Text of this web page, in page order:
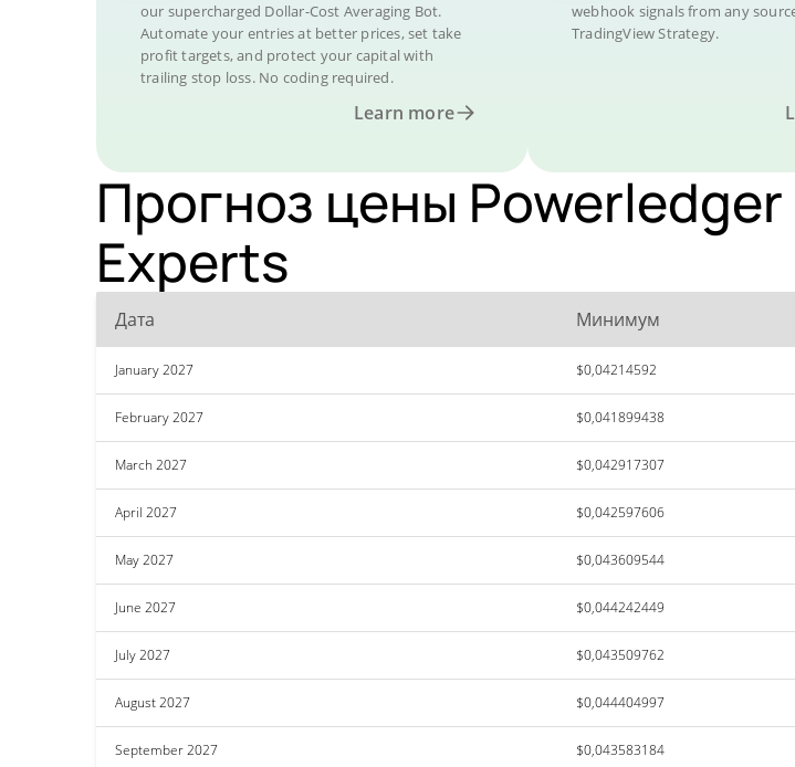
our supercharged Dollar-Cost Averaging Bot.
Automate your entries at better prices, set take
profit targets, and protect your capital with
trailing stop loss. No coding required.
Learn more
webhook signals from any
TradingView Strategy.
Прогноз цены
Experts
Дата Минимум
January 2027 $0,04214592
February 2027 $0,041899438
March 2027 $0,042917307
April 2027 $0,042597606
May 2027 $0,043609544
June 2027 $0,044242449
July 2027 $0,043509762
August 2027 $0,044404997
September 2027 $0,043583184